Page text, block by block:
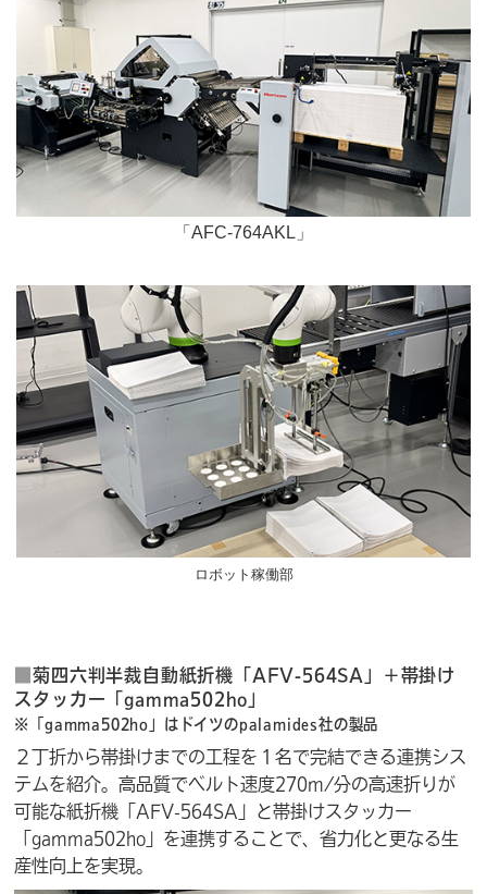
「AFC-764AKL」
ロボット稼働部
■菊四六判半裁自動紙折機「AFV-564SA」＋帯掛け
スタッカー「gamma502ho」
※「gamma502ho」はドイツのpalamides社の製品
２丁折から帯掛けまでの工程を１名で完結できる連携シス
テムを紹介。高品質でベルト速度270m/分の高速折りが
可能な紙折機「AFV-564SA」と帯掛けスタッカー
「gamma502ho」を連携することで、省力化と更なる生
産性向上を実現。